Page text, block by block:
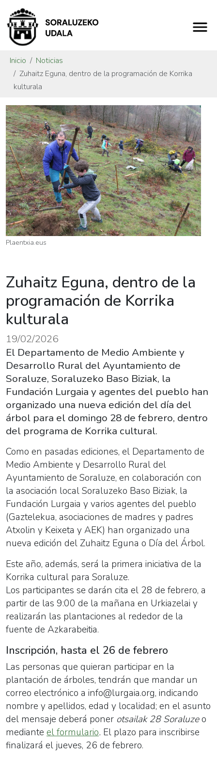
Inicio
Noticias
Zuhaitz Eguna, dentro de la programación de Korrika
kulturala
Plaentxia.eus
Zuhaitz Eguna, dentro de la
programación de Korrika
kulturala
19/02/2026
El Departamento de Medio Ambiente y
Desarrollo Rural del Ayuntamiento de
Soraluze, Soraluzeko Baso Biziak, la
Fundación Lurgaia y agentes del pueblo han
organizado una nueva edición del día del
árbol para el domingo 28 de febrero, dentro
del programa de Korrika cultural.
Como en pasadas ediciones, el Departamento de
Medio Ambiente y Desarrollo Rural del
Ayuntamiento de Soraluze, en colaboración con
la asociación local Soraluzeko Baso Biziak, la
Fundación Lurgaia y varios agentes del pueblo
(Gaztelekua, asociaciones de madres y padres
Atxolin y Keixeta y AEK) han organizado una
nueva edición del Zuhaitz Eguna o Día del Árbol.
Este año, además, será la primera iniciativa de la
Korrika cultural para Soraluze.
Los participantes se darán cita el 28 de febrero, a
partir de las 9:00 de la mañana en Urkiazelai y
realizarán las plantaciones al rededor de la
fuente de Azkarabeitia.
Inscripción, hasta el 26 de febrero
Las personas que quieran participar en la
plantación de árboles, tendrán que mandar un
correo electrónico a info@lurgaia.org, indicando
nombre y apellidos, edad y localidad; en el asunto
del mensaje deberá poner otsailak 28Soraluzeo
mediante el formulario. El plazo para inscribirse
finalizará el jueves, 26 de febrero.